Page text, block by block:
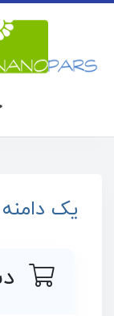
یک